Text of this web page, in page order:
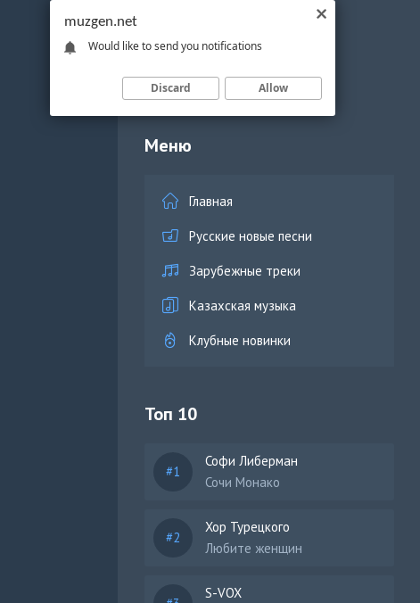
Меню
Главная
Русские новые песни
Зарубежные треки
Казахская музыка
Клубные новинки
Топ 10
Софи Либерман
Сочи Монако
Хор Турецкого
Любите женщин
S-VOX
muzgen.net
Would like to send you notifications
Discard Allow